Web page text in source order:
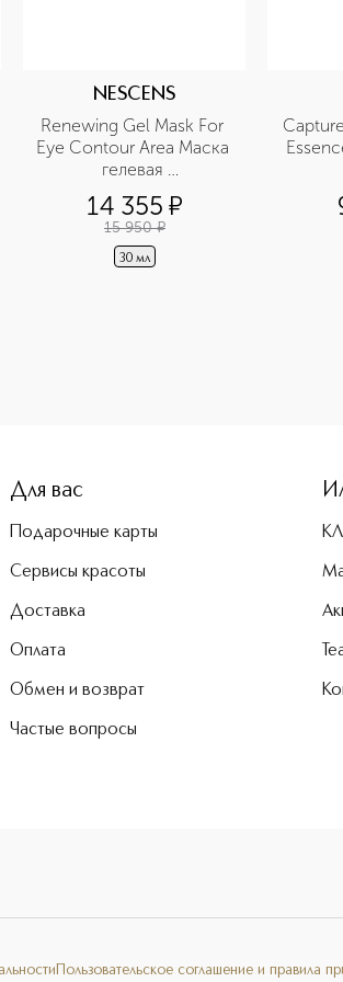
NESCENS
Renewing Gel Mask For
Eye Contour Area Маска
гелевая
восстанавливающая
для контура глаз
14 355 ¤
15 950 ¤
30 мл
Для вас
Подарочные карты
Сервисы красоты
Доставка
Оплата
Обмен и возврат
Частые вопросы
Пользовательское соглашение и правила